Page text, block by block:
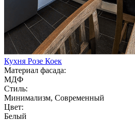
Кухня Розе Коек
Материал фасада:
МДФ
Стиль:
Минимализм, Современный
Цвет:
Белый